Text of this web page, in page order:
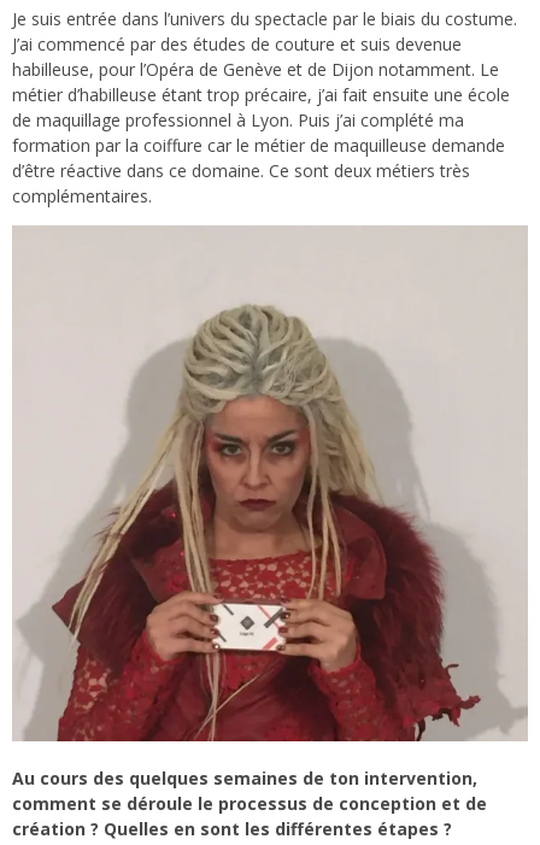
Je suis entrée dans l’univers du spectacle par le biais du costume.
J’ai commencé par des études de couture et suis devenue
habilleuse, pour l’Opéra de Genève et de Dijon notamment. Le
métier d’habilleuse étant trop précaire, j’ai fait ensuite une école
de maquillage professionnel à Lyon. Puis j’ai complété ma
formation par la coiffure car le métier de maquilleuse demande
d’être réactive dans ce domaine. Ce sont deux métiers très
complémentaires.
Au cours des quelques semaines de ton intervention,
comment se déroule le processus de conception et de
création ? Quelles en sont les différentes étapes ?